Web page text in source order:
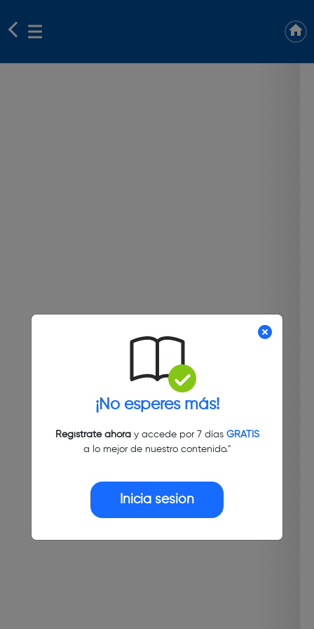
¡No esperes más!
Regístrate ahoray accede por 7 días GRATIS
a lo mejor de nuestro contenido."
Inicia sesión